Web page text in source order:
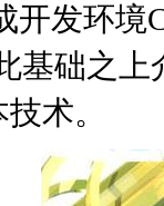
发环境
基础之
术。